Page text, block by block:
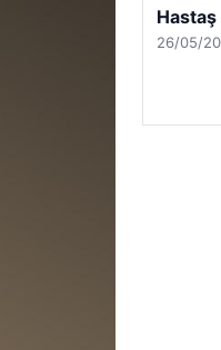
Enes
28/04/